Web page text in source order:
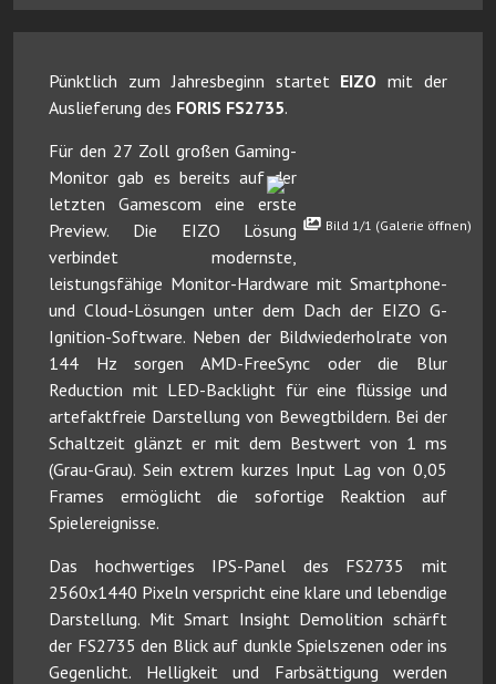
Pünktlich zum Jahresbeginn startet EIZO mit der
Auslieferung des FORIS FS2735.
Bild 1/1 (Galerie öffnen)
Für den 27 Zoll großen Gaming-
Monitor gab es bereits auf der
letzten Gamescom eine erste
Preview. Die EIZO Lösung
verbindet modernste,
leistungsfähige Monitor-Hardware mit Smartphone-
und Cloud-Lösungen unter dem Dach der EIZO G-
Ignition-Software. Neben der Bildwiederholrate von
144 Hz sorgen AMD-FreeSync oder die Blur
Reduction mit LED-Backlight für eine flüssige und
artefaktfreie Darstellung von Bewegtbildern. Bei der
Schaltzeit glänzt er mit dem Bestwert von 1 ms
(Grau-Grau). Sein extrem kurzes Input Lag von 0,05
Frames ermöglicht die sofortige Reaktion auf
Spielereignisse.
Das hochwertiges IPS-Panel des FS2735 mit
2560x1440 Pixeln verspricht eine klare und lebendige
Darstellung. Mit Smart Insight Demolition schärft
der FS2735 den Blick auf dunkle Spielszenen oder ins
Gegenlicht. Helligkeit und Farbsättigung werden